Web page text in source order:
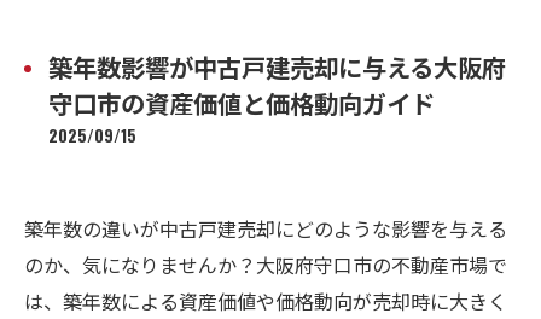
築年数影響が中古戸建売却に与える大阪府
守口市の資産価値と価格動向ガイド
2025/09/15
築年数の違いが中古戸建売却にどのような影響を与える
のか、気になりませんか？大阪府守口市の不動産市場で
は、築年数による資産価値や価格動向が売却時に大きく